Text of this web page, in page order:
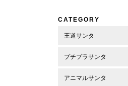
CATEGORY
王道サンタ
プチプラサンタ
アニマルサンタ